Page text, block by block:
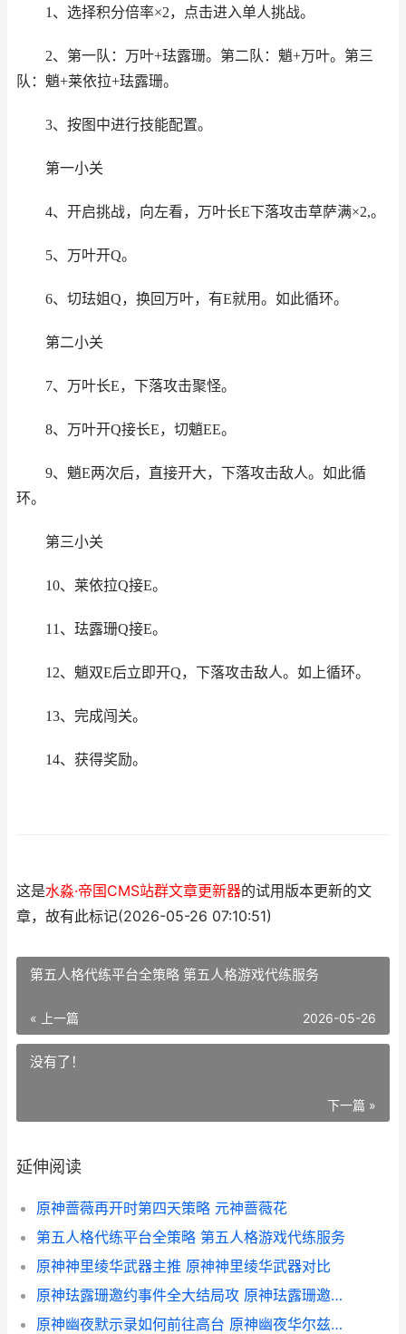
1、选择积分倍率×2，点击进入单人挑战。
2、第一队：万叶+珐露珊。第二队：魈+万叶。第三
队：魈+莱依拉+珐露珊。
3、按图中进行技能配置。
第一小关
4、开启挑战，向左看，万叶长E下落攻击草萨满×2,。
5、万叶开Q。
6、切珐姐Q，换回万叶，有E就用。如此循环。
第二小关
7、万叶长E，下落攻击聚怪。
8、万叶开Q接长E，切魈EE。
9、魈E两次后，直接开大，下落攻击敌人。如此循
环。
第三小关
10、莱依拉Q接E。
11、珐露珊Q接E。
12、魈双E后立即开Q，下落攻击敌人。如上循环。
13、完成闯关。
14、获得奖励。
这是水淼·帝国CMS站群文章更新器的试用版本更新的文
章，故有此标记(2026-05-26 07:10:51)
第五人格代练平台全策略 第五人格游戏代练服务
« 上一篇 2026-05-26
没有了！
下一篇 »
延伸阅读
原神蔷薇再开时第四天策略 元神蔷薇花
第五人格代练平台全策略 第五人格游戏代练服务
原神神里绫华武器主推 原神神里绫华武器对比
原神珐露珊邀约事件全大结局攻 原神珐露珊邀约有几个成就
原神幽夜默示录如何前往高台 原神幽夜华尔兹怎么得